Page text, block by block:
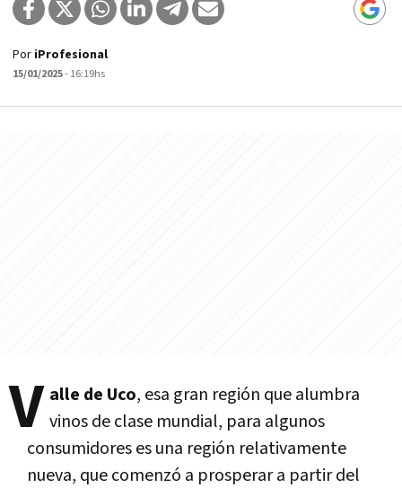
Por iProfesional
15/01/2025- 16:19hs
V alle de Uco, esa gran región que alumbra
vinos de clase mundial, para algunos
consumidores es una región relativamente
nueva, que comenzó a prosperar a partir del